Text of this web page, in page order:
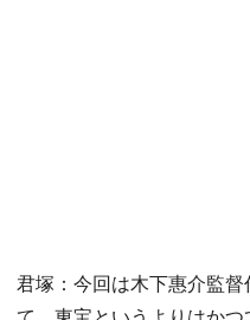
君塚：今回は木下惠介監